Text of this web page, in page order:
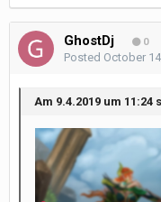
GhostDj 0
Posted October
Am 9.4.2019 um